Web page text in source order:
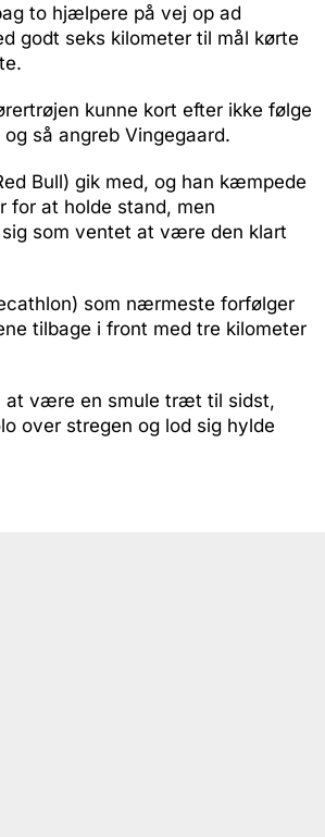
to hjælpere på vej op ad
godt seks kilometer til mål kørte
kunne kort efter ikke følge
så angreb Vingegaard.
Bull) gik med, og han kæmpede
for at holde stand, men
som ventet at være den klart
som nærmeste forfølger
tilbage i front med tre kilometer
at være en smule træt til sidst,
over stregen og lod sig hylde